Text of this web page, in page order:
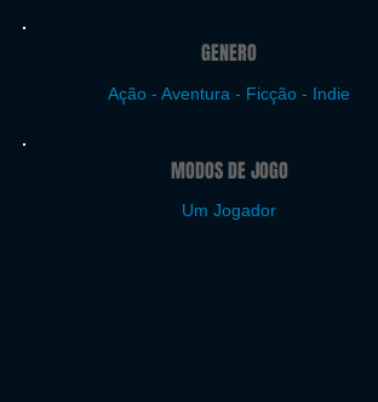
GENERO
Ação - Aventura - Ficção - Indie
MODOS DE JOGO
Um Jogador